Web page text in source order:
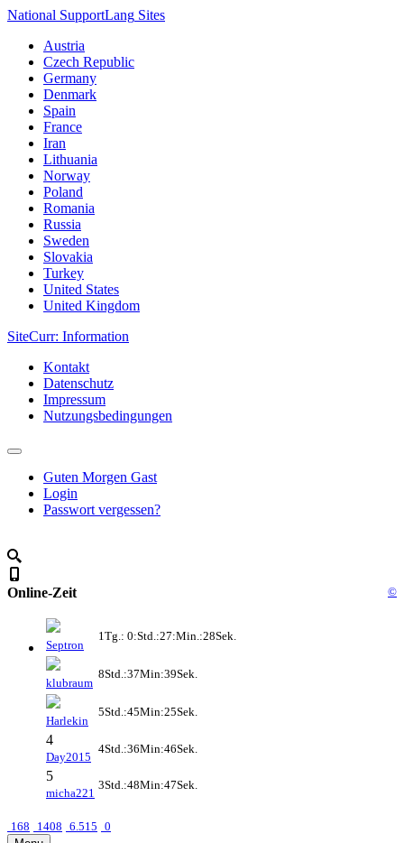
National SupportLang Sites
Austria
Czech Republic
Germany
Denmark
Spain
France
Iran
Lithuania
Norway
Poland
Romania
Russia
Sweden
Slovakia
Turkey
United States
United Kingdom
SiteCurr: Information
Kontakt
Datenschutz
Impressum
Nutzungsbedingungen
Guten Morgen Gast
Login
Passwort vergessen?
Online-Zeit ©
Septron
1Tg.: 0:Std.:27:Min.:28Sek.
klubraum
8Std.:37Min:39Sek.
Harlekin
5Std.:45Min:25Sek.
4
Day2015
4Std.:36Min:46Sek.
5
micha221
3Std.:48Min:47Sek.
168 1408 6.515 0